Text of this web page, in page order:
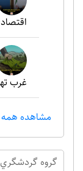
غرب
مشاهده همه
گروه گردشگري